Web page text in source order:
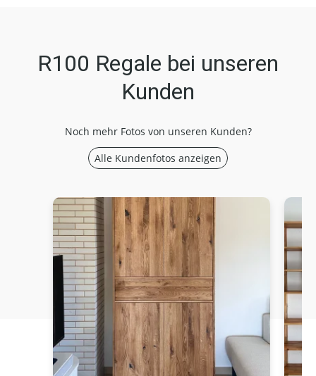
R100 Regale bei unseren
Kunden
Noch mehr Fotos von unseren Kunden?
Alle Kundenfotos anzeigen